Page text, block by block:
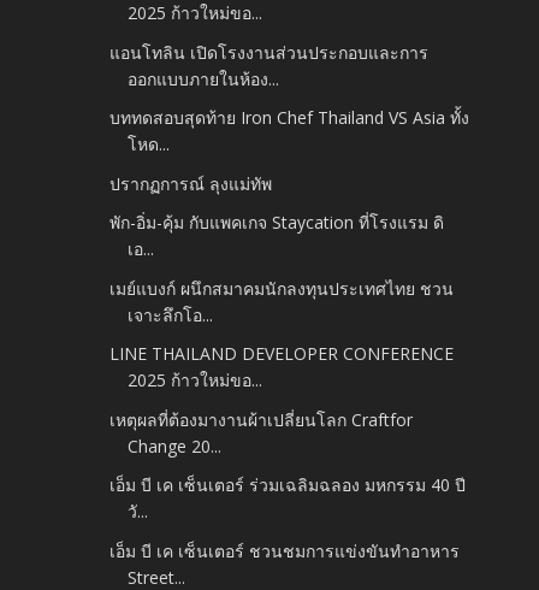
2025 ก้าวใหม่ขอ...
แอนโทลิน เปิดโรงงานส่วนประกอบและการ
ออกแบบภายในห้อง...
บททดสอบสุดท้าย Iron Chef Thailand VS Asia ทั้ง
โหด...
ปรากฏการณ์ ลุงแม่ทัพ
พัก-อิ่ม-คุ้ม กับแพคเกจ Staycation ที่โรงแรม ดิ
เอ...
เมย์แบงก์ ผนึกสมาคมนักลงทุนประเทศไทย ชวน
เจาะลึกโอ...
LINE THAILAND DEVELOPER CONFERENCE
2025 ก้าวใหม่ขอ...
เหตุผลที่ต้องมางานผ้าเปลี่ยนโลก Craftfor
Change 20...
เอ็ม บี เค เซ็นเตอร์ ร่วมเฉลิมฉลอง มหกรรม 40 ปี
วั...
เอ็ม บี เค เซ็นเตอร์ ชวนชมการแข่งขันทำอาหาร
Street...